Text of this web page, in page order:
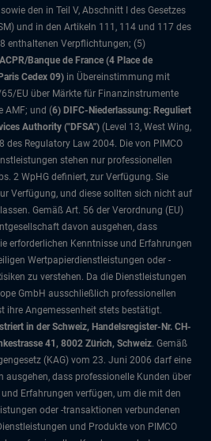
den in Teil V, Abschnitt I des Gesetzes
und in den Artikeln 111, 114 und 117 des
enthaltenen Verpflichtungen; (5)
Banque de France (4 Place de
Cedex 09) in Übereinstimmung mit
EU über Märkte für Finanzinstrumente
AMF; und (6) DIFC-Niederlassung: Reguliert
Authority ("DFSA") (Level 13, West Wing,
des Regulatory Law 2004. Die von PIMCO
stehen nur professionellen
2 WpHG definiert, zur Verfügung. Sie
Verfügung, und diese sollten sich nicht auf
Gemäß Art. 56 der Verordnung (EU)
davon ausgehen, dass
erforderlichen Kenntnisse und Erfahrungen
Wertpapierdienstleistungen oder -
zu verstehen. Da die Dienstleistungen
GmbH ausschließlich professionellen
ihre Angemessenheit stets bestätigt.
in der Schweiz, Handelsregister-Nr. CH-
41, 8002 Zürich, Schweiz. Gemäß
(KAG) vom 23. Juni 2006 darf eine
ausgehen, dass professionelle Kunden über
Erfahrungen verfügen, um die mit den
oder -transaktionen verbundenen
und Produkte von PIMCO